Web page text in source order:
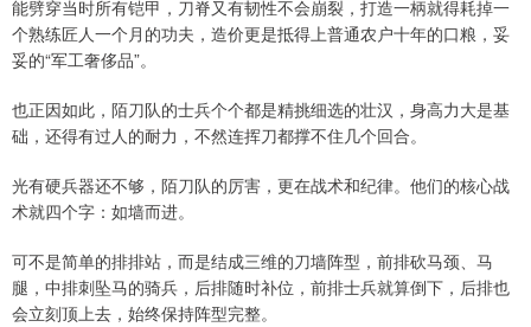
能劈穿当时所有铠甲，刀脊又有韧性不会崩裂，打造一柄就得耗掉一
个熟练匠人一个月的功夫，造价更是抵得上普通农户十年的口粮，妥
妥的“军工奢侈品”。
也正因如此，陌刀队的士兵个个都是精挑细选的壮汉，身高力大是基
础，还得有过人的耐力，不然连挥刀都撑不住几个回合。
光有硬兵器还不够，陌刀队的厉害，更在战术和纪律。他们的核心战
术就四个字：如墙而进。
可不是简单的排排站，而是结成三维的刀墙阵型，前排砍马颈、马
腿，中排刺坠马的骑兵，后排随时补位，前排士兵就算倒下，后排也
会立刻顶上去，始终保持阵型完整。